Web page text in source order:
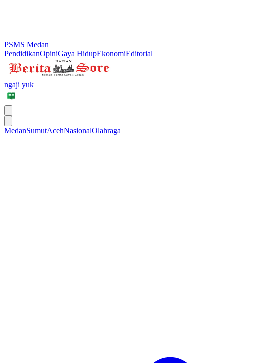
PSMS Medan
PendidikanOpiniGaya HidupEkonomiEditorial
ngaji yuk
MedanSumutAcehNasionalOlahraga